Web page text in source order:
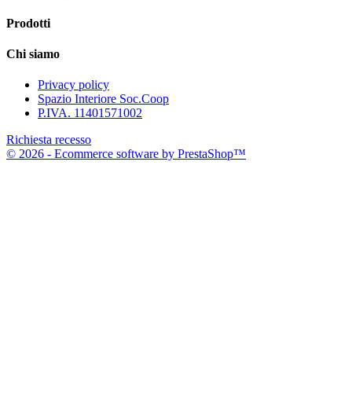
Prodotti
Chi siamo
Privacy policy
Spazio Interiore Soc.Coop
P.IVA. 11401571002
Richiesta recesso
© 2026 - Ecommerce software by PrestaShop™